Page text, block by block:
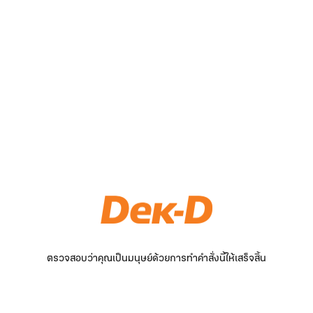
ตรวจสอบว่าคุณเป็นมนุษย์ด้วยการทำคำสั่งนี้ให้เสร็จสิ้น